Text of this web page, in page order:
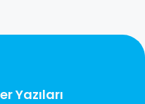
Yazıları